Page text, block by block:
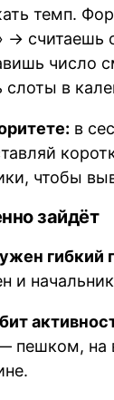
темп.
→ считаешь
число
в
в
чтобы
зайдёт
гибкий
и
пешком, на